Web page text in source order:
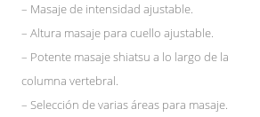
– Masaje de intensidad ajustable.
– Altura masaje para cuello ajustable.
– Potente masaje shiatsu a lo largo de la
columna vertebral.
– Selección de varias áreas para masaje.